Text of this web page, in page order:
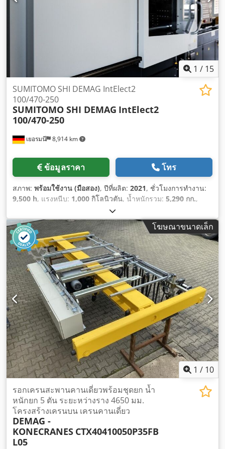
1 / 15
เยอรมนี 8,914 km
SUMITOMO SHI DEMAG IntElect2
100/470-250
SUMITOMO SHI DEMAG IntElect2
100/470-250
ข้อมูลราคา โทร
สภาพ: พร้อมใช้งาน (มือสอง), ปีที่ผลิต: 2021, ชั่วโมงการทำงาน:
9,500 h, แรงหนีบ: 1,000 กิโลนิวตัน, น้ำหนักรวม: 5,290 กก.,
โฆษณาขนาดเล็ก
1 / 10
รอกเครนสะพานคานเดี่ยวพร้อมชุดยก น้ำ
หนักยก 5 ตัน ระยะหว่างราง 4650 มม.
โครงสร้างเครนบน เครนคานเดี่ยว
DEMAG -
KONECRANES CTX40410050P35FB
L05